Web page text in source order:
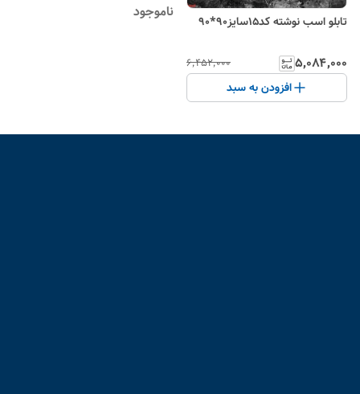
تابلو اسب نوشته کد15سایز90*90
۵٬۰۸۴٬۰۰۰ ۶٬۴۵۲٬۰۰۰
افزودن به سبد
ناموجود